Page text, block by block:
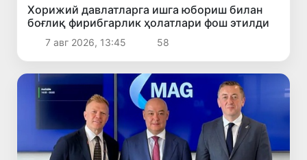
Хорижий давлатларга ишга юбориш билан
боғлиқ фирибгарлик ҳолатлари фош этилди
7 авг 2026, 13:45 58